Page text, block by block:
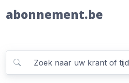
abonnement.be